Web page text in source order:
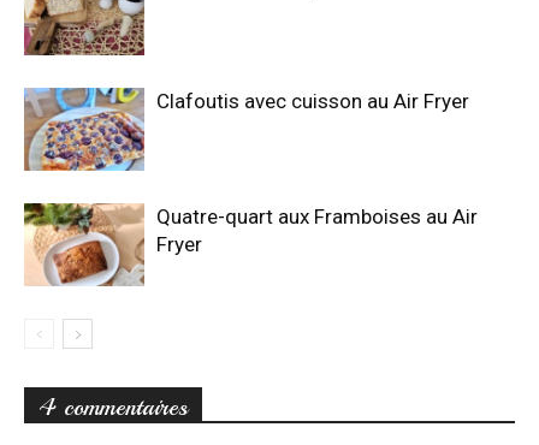
Clafoutis avec cuisson au Air Fryer
Quatre-quart aux Framboises au Air
Fryer
4 commentaires